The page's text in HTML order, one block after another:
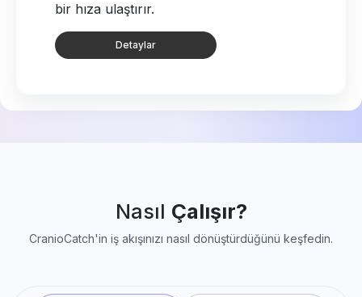
bir hıza ulaştırır.
Detaylar
Nasıl Çalışır?
CranioCatch'in iş akışınızı nasıl dönüştürdüğünü keşfedin.